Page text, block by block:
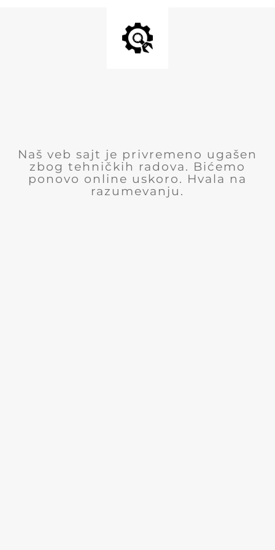
Naš veb sajt je privremeno ugašen
zbog tehničkih radova. Bićemo
ponovo online uskoro. Hvala na
razumevanju.